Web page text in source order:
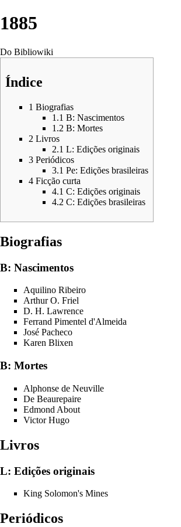
1885
Do Bibliowiki
Índice
1 Biografias
1.1 B: Nascimentos
1.2 B: Mortes
2 Livros
2.1 L: Edições originais
3 Periódicos
3.1 Pe: Edições brasileiras
4 Ficção curta
4.1 C: Edições originais
4.2 C: Edições brasileiras
Biografias
B: Nascimentos
Aquilino Ribeiro
Arthur O. Friel
D. H. Lawrence
Ferrand Pimentel d'Almeida
José Pacheco
Karen Blixen
B: Mortes
Alphonse de Neuville
De Beaurepaire
Edmond About
Victor Hugo
Livros
L: Edições originais
King Solomon's Mines
Periódicos